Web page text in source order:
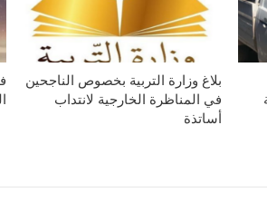
بلاغ وزارة التربية بخصوص الناجحين
في المناظرة الخارجية لانتداب
أساتذة